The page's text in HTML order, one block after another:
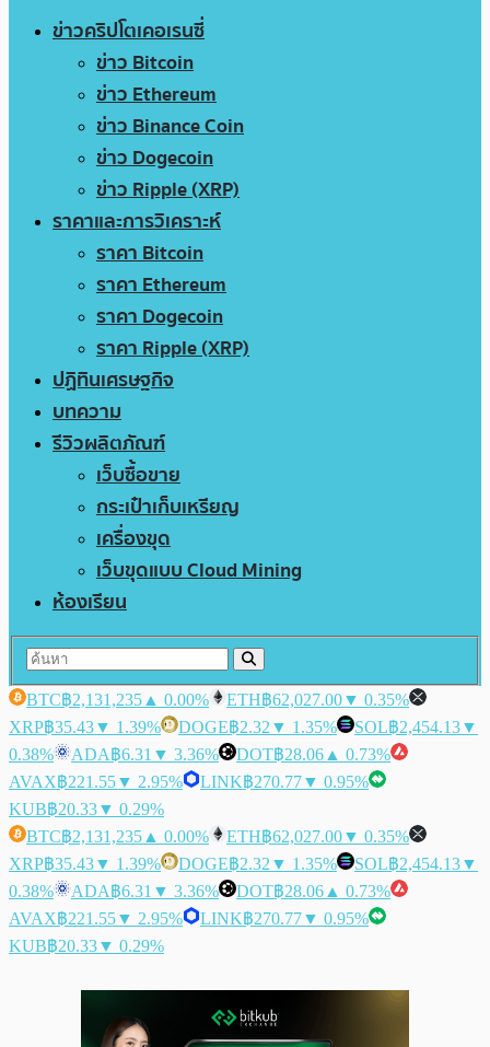
ข่าวคริปโตเคอเรนซี่
ข่าว Bitcoin
ข่าว Ethereum
ข่าว Binance Coin
ข่าว Dogecoin
ข่าว Ripple (XRP)
ราคาและการวิเคราะห์
ราคา Bitcoin
ราคา Ethereum
ราคา Dogecoin
ราคา Ripple (XRP)
ปฏิทินเศรษฐกิจ
บทความ
รีวิวผลิตภัณฑ์
เว็บซื้อขาย
กระเป๋าเก็บเหรียญ
เครื่องขุด
เว็บขุดแบบ Cloud Mining
ห้องเรียน
BTC฿2,131,235 ▲ 0.00% ETH฿62,027.00▼ 0.35%
XRP฿35.43▼ 1.39% DOGE฿2.32 ▼ 1.35% SOL฿2,454.13▼
0.38%
ADA฿6.31 ▼ 3.36% DOT฿28.06 ▲ 0.73%
AVAX฿221.55▼ 2.95% LINK฿270.77▼ 0.95%
KUB฿20.33▼ 0.29%
BTC฿2,131,235 ▲ 0.00% ETH฿62,027.00▼ 0.35%
XRP฿35.43▼ 1.39% DOGE฿2.32 ▼ 1.35% SOL฿2,454.13▼
0.38%
ADA฿6.31 ▼ 3.36% DOT฿28.06 ▲ 0.73%
AVAX฿221.55▼ 2.95% LINK฿270.77▼ 0.95%
KUB฿20.33▼ 0.29%